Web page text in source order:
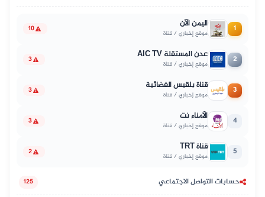
1 اليمن الآن
موقع إخباري / قناة 10
2 عدن المستقلة AIC TV
موقع إخباري / قناة 3
3 قناة بلقيس الفضائية
موقع إخباري / قناة 3
4 الأمناء نت
موقع إخباري / قناة 3
5 قناة TRT
موقع إخباري / قناة 2
حسابات التواصل الاجتماعي 125